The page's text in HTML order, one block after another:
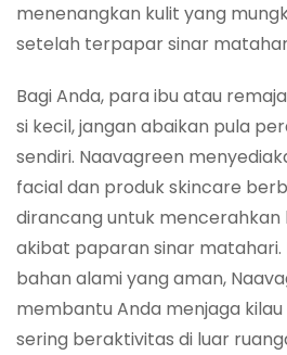
menenangkan kulit yang
setelah terpapar sinar
Bagi Anda, para ibu atau
si kecil, jangan abaikan pula
sendiri. Naavagreen
facial dan produk skincare
dirancang untuk mencerahkan
akibat paparan sinar
bahan alami yang aman,
membantu Anda menjaga
sering beraktivitas di luar